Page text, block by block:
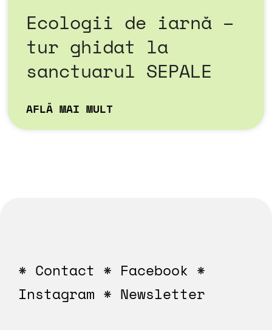
Ecologii de iarnă –
tur ghidat la
sanctuarul SEPALE
AFLĂ MAI MULT
* Contact * Facebook *
Instagram * Newsletter